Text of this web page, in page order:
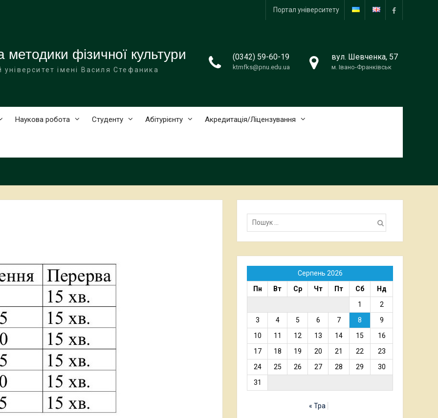
Сторінка
Портал університету
методики фізичної культури
імені Василя Стефаника
(0342) 59-60-19
ktmfks@pnu.edu.ua
вул. Шевченка, 57
м. Івано-Франківськ
Наукова робота Студенту Абітурієнту Акредитація/Ліцензування
Пошук:
Серпень 2026
Пн
Вт Ср Чт Пт Сб
Нд
1
2
3
4 5 6 7 8
9
10
11 12 13 14 15
16
17
18 19 20 21 22
23
24
25 26 27 28 29
30
31
« Тра